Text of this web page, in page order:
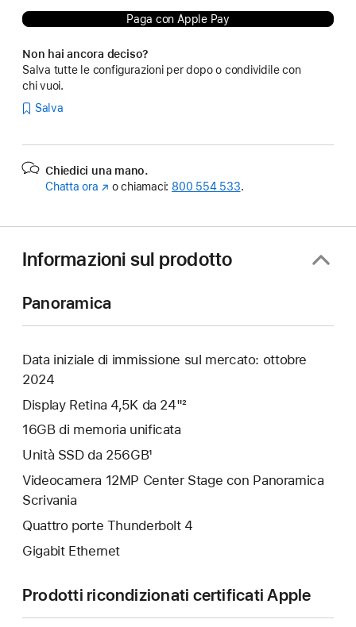
Paga con Apple Pay
Non hai ancora deciso?
Salva tutte le configurazioni per dopo o condividile con
chi vuoi.
Salva
Chiedici una mano.
Chatta ora (Si
nuova
finestra)
o chiamaci: 800 554 533.
Informazioni sul prodotto
Panoramica
Data iniziale di immissione sul mercato: ottobre
2024
Display Retina 4,5K da 24"²
16GB di memoria unificata
Unità SSD da 256GB¹
Videocamera 12MP Center Stage con Panoramica
Scrivania
Quattro porte Thunderbolt 4
Gigabit Ethernet
Prodotti ricondizionati certificati Apple